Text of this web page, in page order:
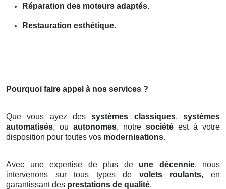
Réparation des moteurs adaptés.
Restauration esthétique.
Pourquoi faire appel à nos services ?
Que vous ayez dessystèmes classiques,systèmes
automatisés, ou autonomes, notre société est à votre
disposition pour toutes vos modernisations.
Avec une expertise de plus de une décennie, nous
intervenons sur tous types de volets roulants, en
garantissant des prestations de qualité.